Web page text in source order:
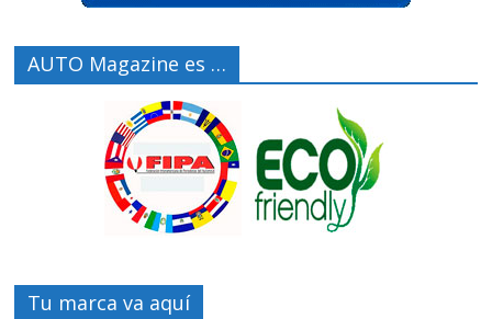
AUTO Magazine es …
Tu marca va aquí